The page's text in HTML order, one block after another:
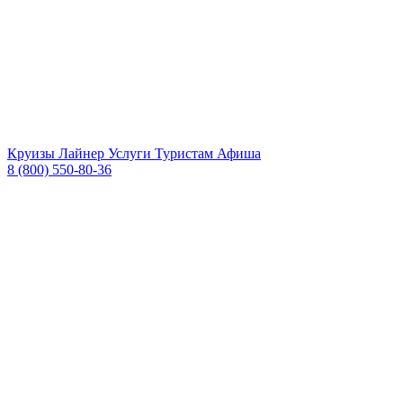
Круизы Лайнер Услуги Туристам Афиша
8 (800) 550-80-36